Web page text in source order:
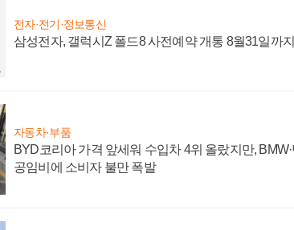
전자·전기·정보통신
삼성전자, 갤럭시Z 폴드8 사전예약 개통 8월31일까
자동차·부품
BYD코리아 가격 앞세워 수입차 4위 올랐지만,
공임비에 소비자 불만 폭발